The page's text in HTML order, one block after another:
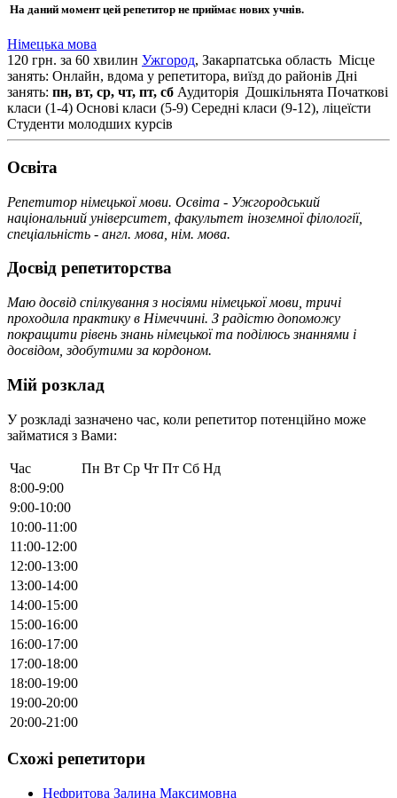
На даний момент цей репетитор не приймає нових учнів.
Німецька мова
120 грн. за 60 хвилин Ужгород, Закарпатська область Місце
занять: Онлайн, вдома у репетитора, виїзд до районів Дні
занять: пн, вт, ср, чт, пт, сб Аудиторія Дошкільнята Початкові
класи (1-4) Основі класи (5-9) Середні класи (9-12), ліцеїсти
Студенти молодших курсів
Освiта
Репетитор німецької мови. Освіта - Ужгородський
національний університет, факультет іноземної філології,
спеціальність - англ. мова, нім. мова.
Досвід репетиторства
Маю досвід спілкування з носіями німецької мови, тричі
проходила практику в Німеччині. З радістю допоможу
покращити рівень знань німецької та поділюсь знаннями і
досвідом, здобутими за кордоном.
Мій розклад
У розкладі зазначено час, коли репетитор потенційно може
займатися з Вами:
Час Пн Вт Ср Чт Пт Сб Нд
8:00-9:00
9:00-10:00
10:00-11:00
11:00-12:00
12:00-13:00
13:00-14:00
14:00-15:00
15:00-16:00
16:00-17:00
17:00-18:00
18:00-19:00
19:00-20:00
20:00-21:00
Схожі репетитори
Нефритова Залина Максимовна